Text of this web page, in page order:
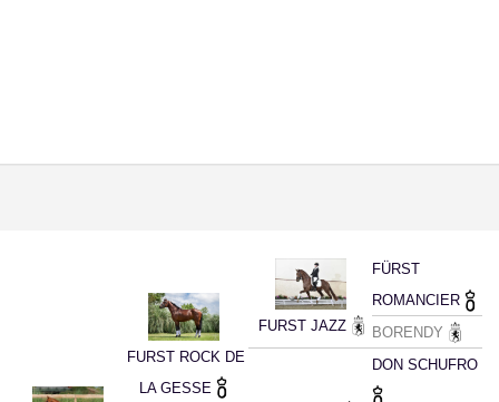
FURST ROCK DE
LA GESSE
FURST JAZZ
FÜRST
ROMANCIER
BORENDY
DON SCHUFRO